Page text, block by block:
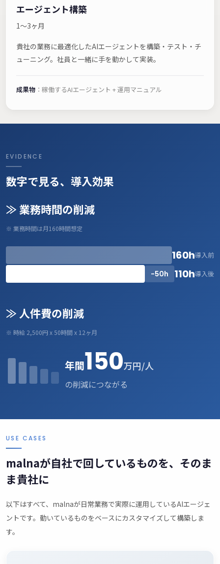
エージェント構築
1〜3ヶ月
貴社の業務に最適化したAIエージェントを構築・テスト・チ
ューニング。社員と一緒に手を動かして実装。
成果物 ：稼働するAIエージェント + 運用マニュアル
EVIDENCE
数字で見る、導入効果
≫ 業務時間の削減
※ 業務時間は月160時間想定
160h導入前
-50h 110h導入後
≫ 人件費の削減
※ 時給 2,500円 x 50時間 x 12ヶ月
年間150万円/人
の削減につながる
USE CASES
malnaが自社で回しているものを、そのま
ま貴社に
以下はすべて、malnaが日常業務で実際に運用しているAIエージェ
ントです。動いているものをベースにカスタマイズして構築しま
す。